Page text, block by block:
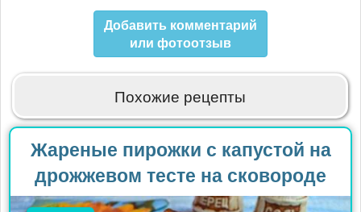
Добавить комментарий
или фотоотзыв
Похожие рецепты
Жареные пирожки с капустой на
дрожжевом тесте на сковороде